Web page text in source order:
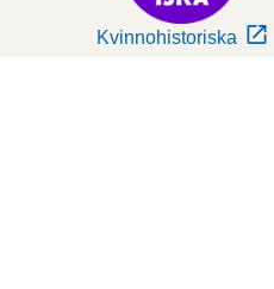
Kvinnohistoriska